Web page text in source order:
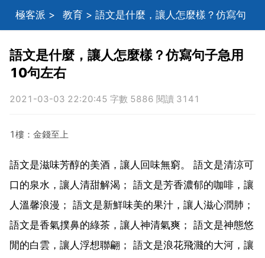
極客派 > 教育 > 語文是什麼，讓人怎麼樣？仿寫句
子急用10句左右
語文是什麼，讓人怎麼樣？仿寫句子急用
10句左右
2021-03-03 22:20:45 字數 5886 閱讀 3141
1樓：金錢至上
語文是滋味芳醇的美酒，讓人回味無窮。 語文是清涼可
口的泉水，讓人清甜解渴； 語文是芳香濃郁的咖啡，讓
人溫馨浪漫； 語文是新鮮味美的果汁，讓人滋心潤肺；
語文是香氣撲鼻的綠茶，讓人神清氣爽； 語文是神態悠
閒的白雲，讓人浮想聯翩； 語文是浪花飛濺的大河，讓